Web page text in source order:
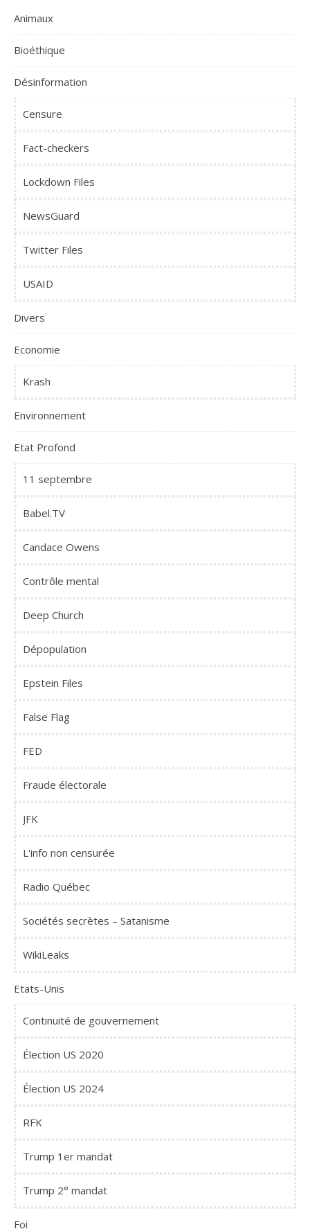
Animaux
Bioéthique
Désinformation
Censure
Fact-checkers
Lockdown Files
NewsGuard
Twitter Files
USAID
Divers
Economie
Krash
Environnement
Etat Profond
11 septembre
Babel.TV
Candace Owens
Contrôle mental
Deep Church
Dépopulation
Epstein Files
False Flag
FED
Fraude électorale
JFK
L'info non censurée
Radio Québec
Sociétés secrètes – Satanisme
WikiLeaks
Etats-Unis
Continuité de gouvernement
Élection US 2020
Élection US 2024
RFK
Trump 1er mandat
Trump 2° mandat
Foi